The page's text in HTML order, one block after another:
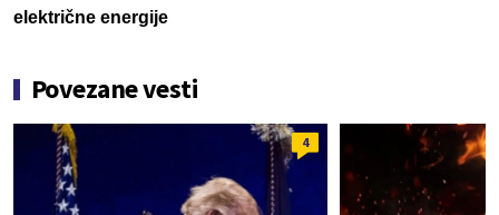
električne energije
Povezane vesti
4